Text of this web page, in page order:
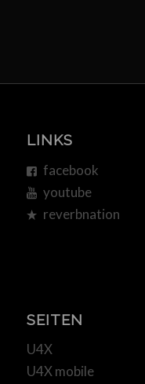
LINKS
facebook
youtube
reverbnation
SEITEN
U4X
U4X mobile